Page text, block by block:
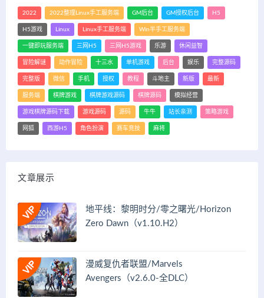
2022 2022整理Linux手工服务端 GM后台 GM授权后台 H5
H5游戏 Linux Linux手工服务端 Win半手工服务端
一键即玩服务端 三网H5 三网H5游戏 乐游 休闲益智
冒险解谜 动作冒险 十三水 单机游戏 后台 娱乐 完整源码
完整版 微信 手机 授权 教程 斗地主 新版 最新
服务端 棋牌游戏 棋牌游戏源码 棋牌源码 模拟经营
游戏棋牌源码下载 游戏源码 源码 牛牛 站长亲测 策略游戏
网狐 西游H5 角色扮演 赛车竞技 麻将
文章展示
地平线：黎明时分/零之曙光/Horizon
Zero Dawn（v1.10.H2）
漫威复仇者联盟/Marvels
Avengers（v2.6.0-全DLC）